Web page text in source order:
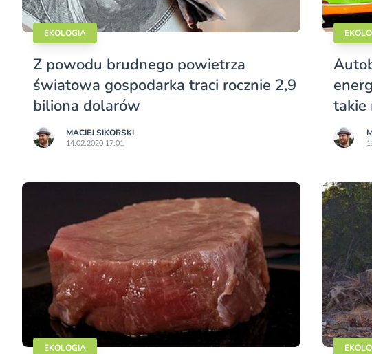
EKOLOGIA
Z powodu brudnego powietrza
światowa gospodarka traci rocznie 2,9
biliona dolarów
MACIEJ SIKORSKI
14.02.2020 17:01
takie
EKOLOGIA